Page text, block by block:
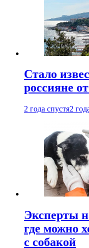
Стало
россияне
2 года спустя2
Эксперты
где можно
с собакой